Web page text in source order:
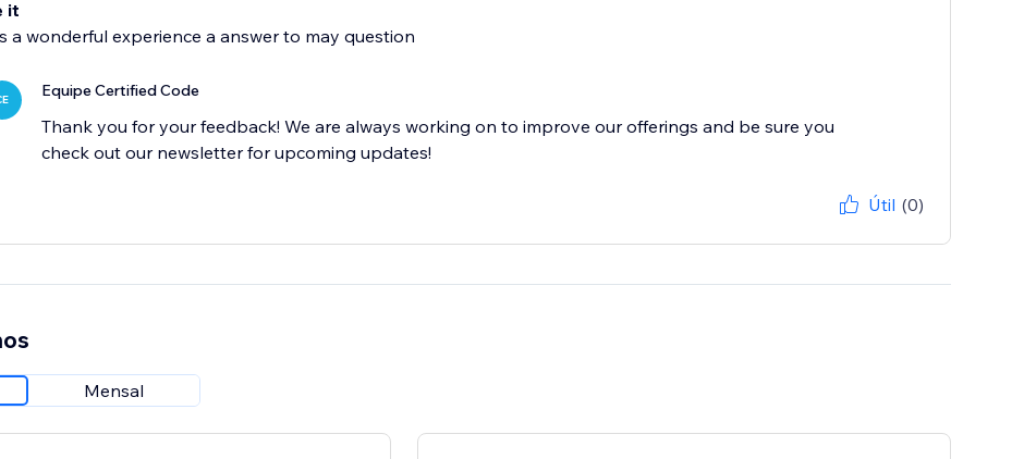
it
a wonderful experience a answer to may question
Equipe Certified Code
Thank you for your feedback! We are always working on to improve our offerings and be sure you
check out our newsletter for upcoming updates!
Útil (0)
Mensal